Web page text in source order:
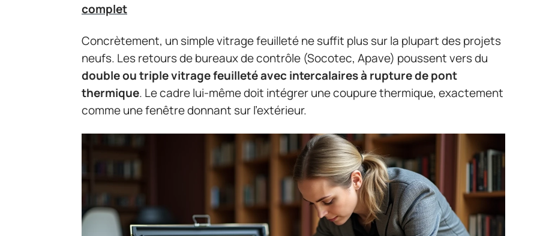
complet
Concrètement, un simple vitrage feuilleté ne suffit plus sur la plupart des projets
neufs. Les retours de bureaux de contrôle (Socotec, Apave) poussent vers du
double ou triple vitrage feuilleté avec intercalaires à rupture de pont
thermique. Le cadre lui-même doit intégrer une coupure thermique, exactement
comme une fenêtre donnant sur l’extérieur.